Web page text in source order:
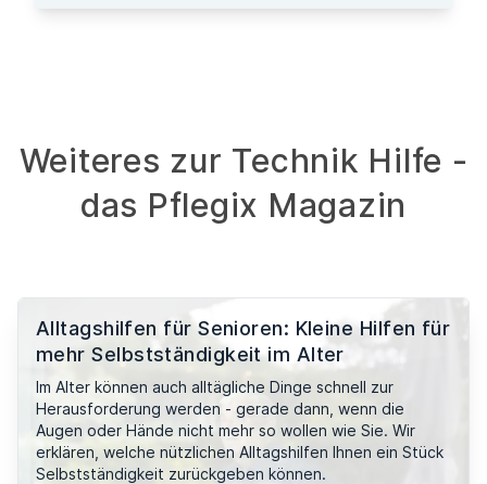
Weiteres zur Technik Hilfe -
das Pflegix Magazin
Alltagshilfen für Senioren: Kleine Hilfen für
mehr Selbstständigkeit im Alter
Im Alter können auch alltägliche Dinge schnell zur
Herausforderung werden - gerade dann, wenn die
Augen oder Hände nicht mehr so wollen wie Sie. Wir
erklären, welche nützlichen Alltagshilfen Ihnen ein Stück
Selbstständigkeit zurückgeben können.